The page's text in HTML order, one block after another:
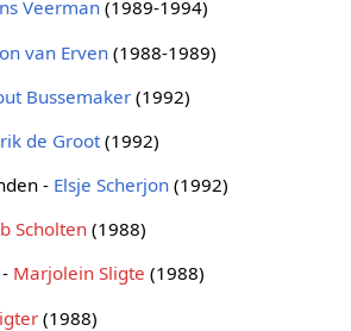
Veerman(1989-1994)
van Erven(1988-1989)
Bussemaker(1992)
de Groot(1992)
- Elsje Scherjon(1992)
Scholten(1988)
Marjolein Sligte (1988)
(1988)